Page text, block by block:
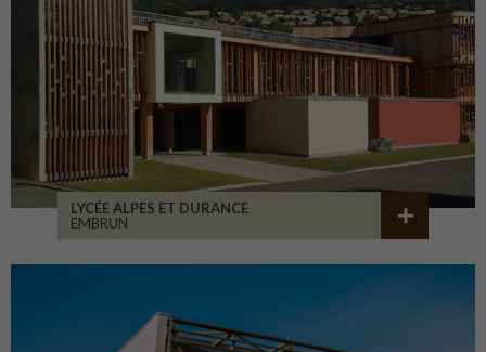
LYCÉE ALPES ET DURANCE
EMBRUN